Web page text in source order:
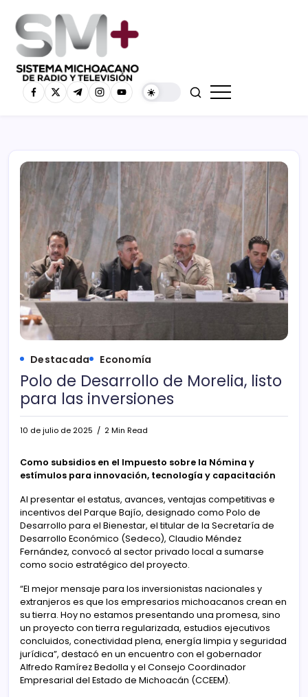
Destacada Economía
Polo de Desarrollo de Morelia, listo
para las inversiones
10 de julio de 2025 2 Min Read
Como subsidios en el Impuesto sobre la Nómina y
estímulos para innovación, tecnología y capacitación
Al presentar el estatus, avances, ventajas competitivas e
incentivos del Parque Bajío, designado como Polo de
Desarrollo para el Bienestar, el titular de la Secretaría de
Desarrollo Económico (Sedeco), Claudio Méndez
Fernández, convocó al sector privado local a sumarse
como socio estratégico del proyecto.
“El mejor mensaje para los inversionistas nacionales y
extranjeros es que los empresarios michoacanos crean en
su tierra. Hoy no estamos presentando una promesa, sino
un proyecto con tierra regularizada, estudios ejecutivos
concluidos, conectividad plena, energía limpia y seguridad
jurídica”, destacó en un encuentro con el gobernador
Alfredo Ramírez Bedolla y el Consejo Coordinador
Empresarial del Estado de Michoacán (CCEEM).